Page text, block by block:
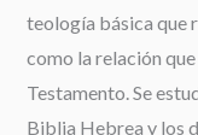
teología básica que
como la relación
Testamento. Se
Biblia Hebrea y los